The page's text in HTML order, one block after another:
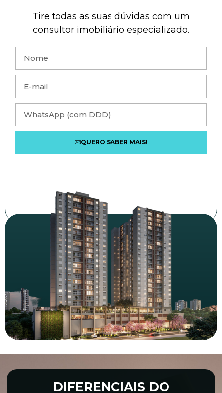
Tire todas as suas dúvidas com um
consultor imobiliário especializado.
QUERO SABER MAIS!
DIFERENCIAIS DO